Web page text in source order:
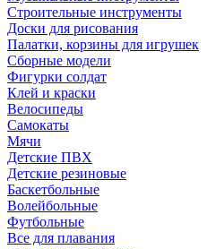
Строительные инструменты
Доски для рисования
Палатки, корзины для игрушек
Сборные модели
Фигурки солдат
Клей и краски
Велосипеды
Самокаты
Мячи
Детские ПВХ
Детские резиновые
Баскетбольные
Волейбольные
Футбольные
Все для плавания